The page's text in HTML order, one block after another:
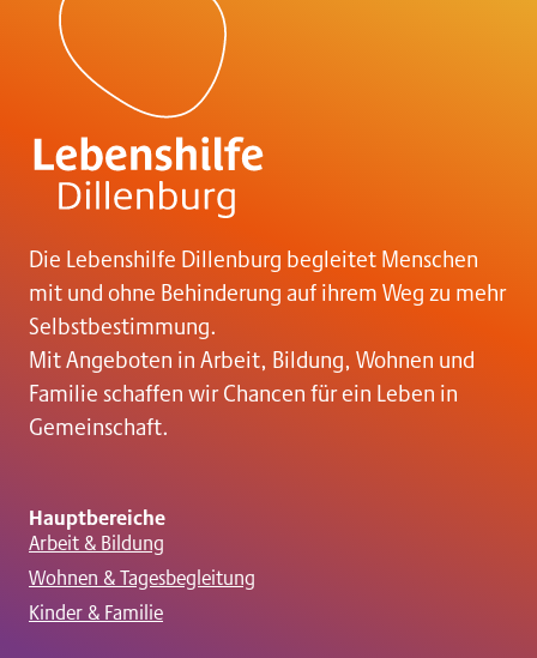
v
g
a
t
o
n
Die Lebenshilfe Dillenburg begleitet Menschen
mit und ohne Behinderung auf ihrem Weg zu mehr
Selbstbestimmung.
Mit Angeboten in Arbeit, Bildung, Wohnen und
Familie schaffen wir Chancen für ein Leben in
Gemeinschaft.
Hauptbereiche
Arbeit & Bildung
Wohnen & Tagesbegleitung
Kinder & Familie